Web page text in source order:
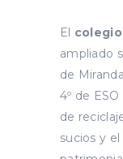
El
ampliado
de
4º de
de
sucios y